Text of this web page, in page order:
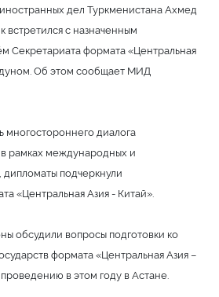
дел Туркменистана Ахмед
встретился с назначенным
Секретариата формата «Центральная
Об этом сообщает МИД
многостороннего диалога
рамках международных и
дипломаты подчеркнули
«Центральная Азия - Китай».
обсудили вопросы подготовки ко
формата «Центральная Азия –
в этом году в Астане.